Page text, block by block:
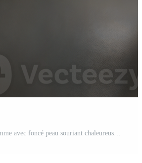
Animé 3d chauve homme avec foncé peau souriant chaleureusement, portant une noir T-shirt, sur transparent Contexte PNG Pro